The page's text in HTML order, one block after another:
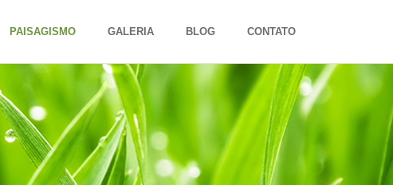
PAISAGISMO GALERIA BLOG CONTATO